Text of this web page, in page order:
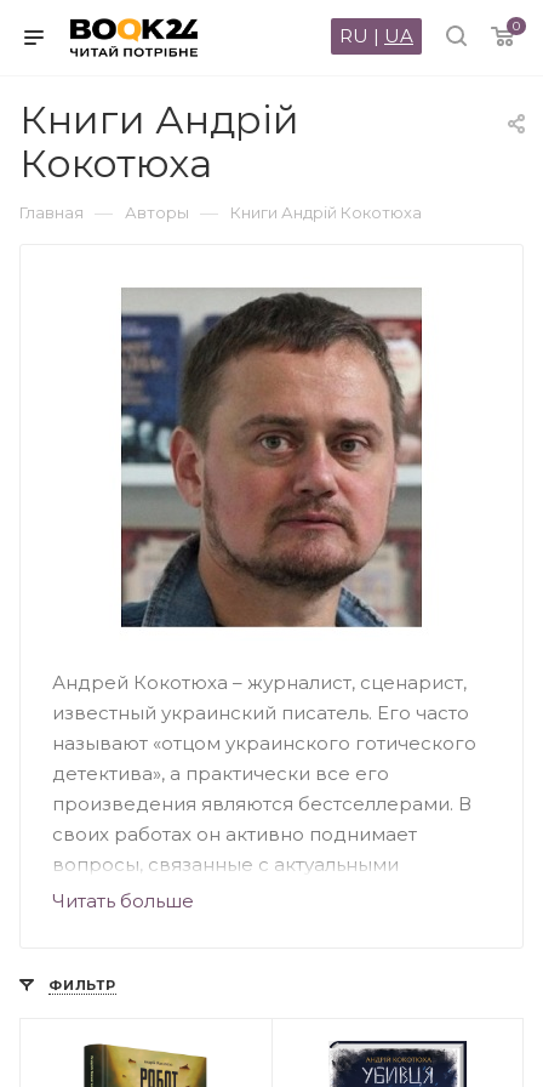
0
RU | UA
Книги Андрій
Кокотюха
Главная — Авторы — Книги Андрій Кокотюха
Андрей Кокотюха – журналист, сценарист,
известный украинский писатель. Его часто
называют «отцом украинского готического
детектива», а практически все его
произведения являются бестселлерами. В
своих работах он активно поднимает
вопросы, связанные с актуальными
социальными и общественными
Кокотюха смешивает фольклор и мистику,
популярностью среди читателей.
Читать больше
ФИЛЬТР